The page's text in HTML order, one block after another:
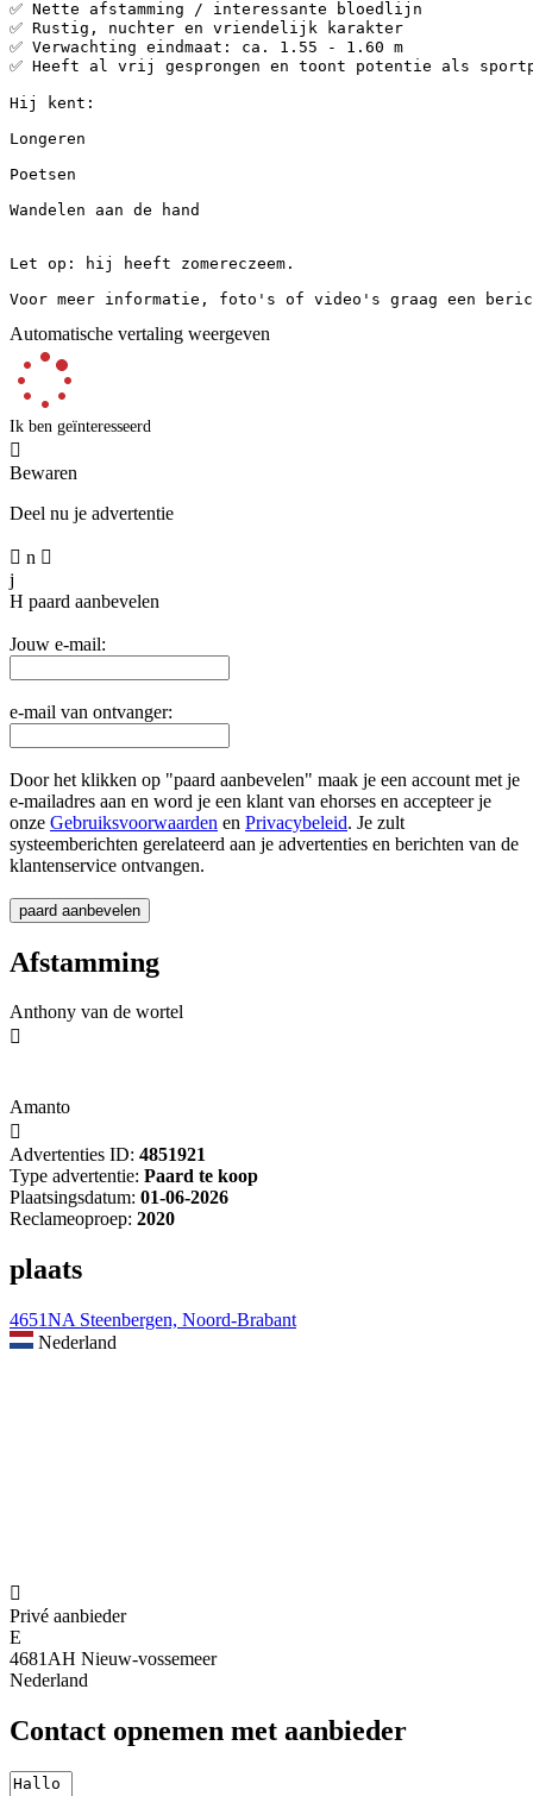
✅ Nette afstamming / interessante bloedlijn
✅ Rustig, nuchter en vriendelijk karakter
✅ Verwachting eindmaat: ca. 1.55 - 1.60 m
✅ Heeft al vrij gesprongen en toont potentie als
Hij kent:
Longeren
Poetsen
Wandelen aan de hand
Let op: hij heeft zomereczeem.
Voor meer informatie, foto's of video's graag een
Automatische vertaling weergeven
Ik ben geïnteresseerd

Bewaren
Deel nu je advertentie
 n 
j
H paard aanbevelen
Jouw e-mail:
e-mail van ontvanger:
Door het klikken op "paard aanbevelen" maak je een account met je
e-mailadres aan en word je een klant van ehorses en accepteer je
onze Gebruiksvoorwaarden en Privacybeleid. Je zult
systeemberichten gerelateerd aan je advertenties en berichten van de
klantenservice ontvangen.
Afstamming
Anthony van de wortel

Amanto

Advertenties ID: 4851921
Type advertentie: Paard te koop
Plaatsingsdatum: 01-06-2026
Reclameoproep: 2020
plaats
4651NA Steenbergen, Noord-Brabant
Nederland

Privé aanbieder
E
4681AH Nieuw-vossemeer
Nederland
Contact opnemen met aanbieder